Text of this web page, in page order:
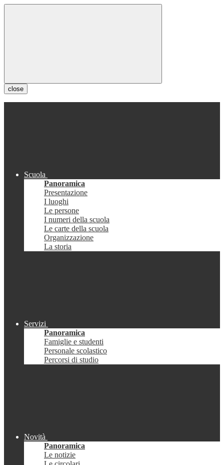
close
Scuola
Panoramica
Presentazione
I luoghi
Le persone
I numeri della scuola
Le carte della scuola
Organizzazione
La storia
Servizi
Panoramica
Famiglie e studenti
Personale scolastico
Percorsi di studio
Novità
Panoramica
Le notizie